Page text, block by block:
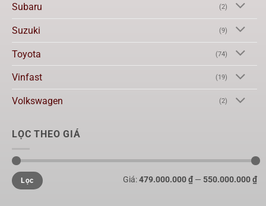
Subaru (2)
Suzuki (9)
Toyota (74)
Vinfast (19)
Volkswagen (2)
LỌC THEO GIÁ
Lọc Giá:479.000.000 ₫— 550.000.000 ₫